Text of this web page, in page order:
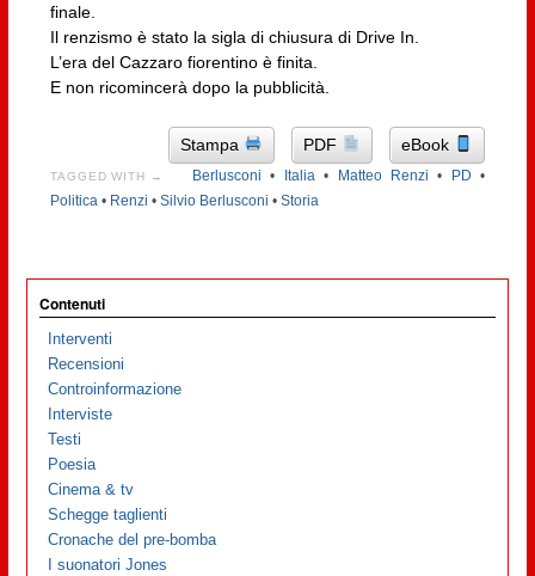
finale.
Il renzismo è stato la sigla di chiusura di Drive In.
L’era del Cazzaro fiorentino è finita.
E non ricomincerà dopo la pubblicità.
Stampa PDF eBook
TAGGED WITH → Berlusconi • Italia• Matteo Renzi • PD •
Politica• Renzi • Silvio Berlusconi • Storia
Contenuti
Interventi
Recensioni
Controinformazione
Interviste
Testi
Poesia
Cinema & tv
Schegge taglienti
Cronache del pre-bomba
I suonatori Jones